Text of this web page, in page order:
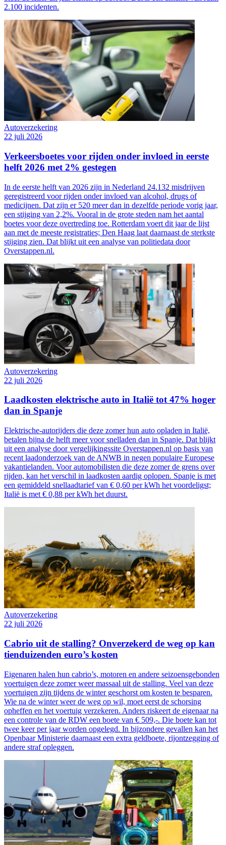
2.100 incidenten.
Autoverzekering
22 juli 2026
Verkeersboetes voor rijden onder invloed in eerste
helft 2026 met 2% gestegen
In de eerste helft van 2026 zijn in Nederland 24.132 misdrijven
geregistreerd voor rijden onder invloed van alcohol, drugs of
medicijnen. Dat zijn er 520 meer dan in dezelfde periode vorig jaar,
een stijging van 2,2%. Vooral in de grote steden nam het aantal
boetes voor deze overtreding toe. Rotterdam voert dit jaar de lijst
aan met de meeste registraties; Den Haag laat daarnaast de sterkste
stijging zien. Dat blijkt uit een analyse van politiedata door
Overstappen.nl.
Autoverzekering
22 juli 2026
Laadkosten elektrische auto in Italië tot 47% hoger
dan in Spanje
Elektrische-autorijders die deze zomer hun auto opladen in Italië,
betalen bijna de helft meer voor snelladen dan in Spanje. Dat blijkt
uit een analyse door vergelijkingssite Overstappen.nl op basis van
recent laadonderzoek van de ANWB in negen populaire Europese
vakantielanden. Voor automobilisten die deze zomer de grens over
rijden, kan het verschil in laadkosten aardig oplopen. Spanje is met
een gemiddeld snellaadtarief van € 0,60 per kWh het voordeligst;
Italië is met € 0,88 per kWh het duurst.
Autoverzekering
22 juli 2026
Cabrio uit de stalling? Onverzekerd de weg op kan
tienduizenden euro’s kosten
Eigenaren halen hun cabrio’s, motoren en andere seizoensgebonden
voertuigen deze zomer weer massaal uit de stalling. Veel van deze
voertuigen zijn tijdens de winter geschorst om kosten te besparen.
Wie na de winter weer de weg op wil, moet eerst de schorsing
opheffen en het voertuig verzekeren. Anders riskeert de eigenaar na
een controle van de RDW een boete van € 509,-. Die boete kan tot
twee keer per jaar worden opgelegd. In bijzondere gevallen kan het
Openbaar Ministerie daarnaast een extra geldboete, rijontzegging of
andere straf opleggen.